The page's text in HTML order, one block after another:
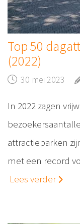
Top 50
(2022)
30 mei 2023
In 2022 zagen
attractieparken
met een record
Lees verder